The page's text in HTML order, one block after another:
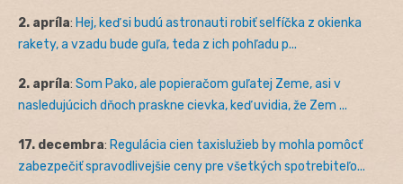
2. apríla: Hej, keď si budú astronauti robiť selfíčka z okienka
rakety, a vzadu bude guľa, teda z ich pohľadu p...
2. apríla: Som Pako, ale popieračom guľatej Zeme, asi v
nasledujúcich dňoch praskne cievka, keď uvidia, že Zem ...
17. decembra: Regulácia cien taxislužieb by mohla pomôcť
zabezpečiť spravodlivejšie ceny pre všetkých spotrebiteľo...